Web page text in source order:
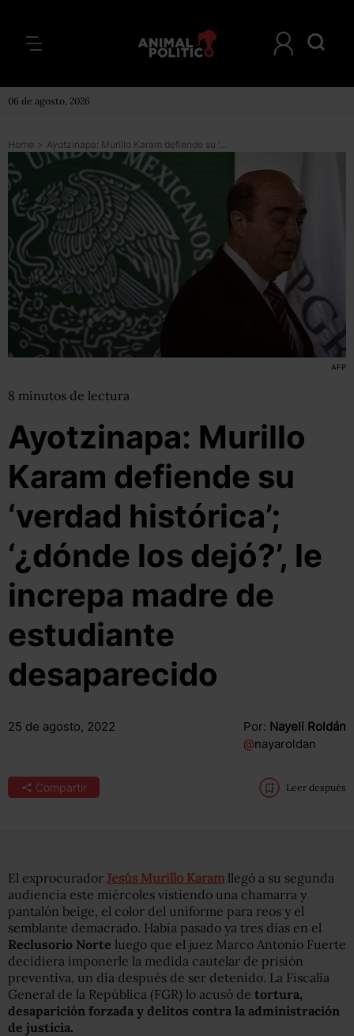
06 de agosto, 2026
Home > Ayotzinapa: Murillo Karam defiende su ‘verdad histórica’; ‘¿dónde los dejó?’, le increpa madre de estudiante desaparecido
AFP
8 minutos de lectura
Ayotzinapa: Murillo
Karam defiende su
‘verdad histórica’;
‘¿dónde los dejó?’, le
increpa madre de
estudiante
desaparecido
25 de agosto, 2022 Por: Nayeli Roldán
@nayaroldan
Compartir Leer después
El exprocurador Jesús Murillo Karam llegó a su segunda
audiencia este miércoles vistiendo una chamarra y
pantalón beige, el color del uniforme para reos y el
semblante demacrado. Había pasado ya tres días en el
Reclusorio Norte luego que el juez Marco Antonio Fuerte
decidiera imponerle la medida cautelar de prisión
preventiva, un día después de ser detenido. La Fiscalía
General de la República (FGR) lo acusó de tortura,
desaparición forzada y delitos contra la administración
de justicia.